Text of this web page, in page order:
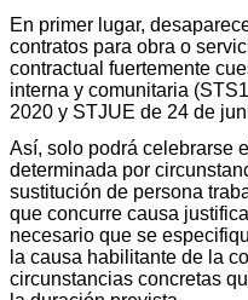
En primer lugar,
contratos para obra o
contractual fuertemente
interna y comunitaria
2020 y STJUE de 24 de
Así, solo podrá celebrarse
determinada por
sustitución de persona
que concurre causa
necesario que se
la causa habilitante de la
circunstancias concretas